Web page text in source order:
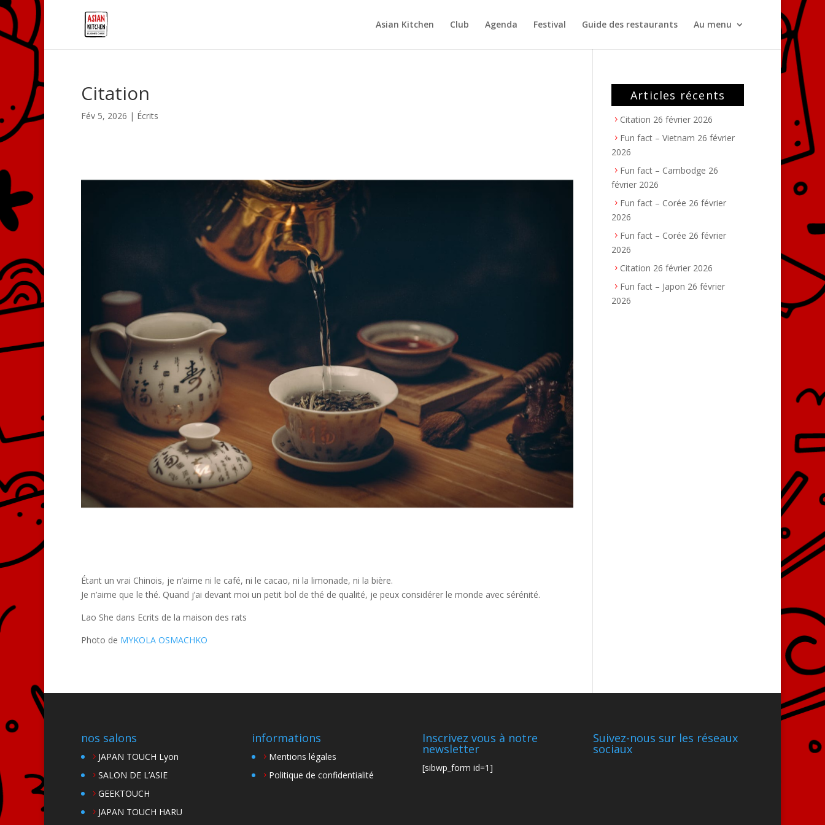
Asian Kitchen Club Agenda Festival Guide des restaurants Au menu
Citation
Fév 5, 2026 | Écrits
Étant un vrai Chinois, je n’aime ni le café, ni le cacao, ni la limonade, ni la bière.
Je n’aime que le thé. Quand j’ai devant moi un petit bol de thé de qualité, je peux considérer le monde avec sérénité.
Lao She dans Ecrits de la maison des rats
Photo de MYKOLA OSMACHKO
Articles récents
Citation 26 février 2026
Fun fact – Vietnam 26 février
2026
Fun fact – Cambodge 26
février 2026
Fun fact – Corée 26 février
2026
Fun fact – Corée 26 février
2026
Citation 26 février 2026
Fun fact – Japon 26 février
2026
nos salons
JAPAN TOUCH Lyon
SALON DE L’ASIE
GEEKTOUCH
JAPAN TOUCH HARU
informations
Mentions légales
Politique de confidentialité
Inscrivez vous à notre
newsletter
[sibwp_form id=1]
Suivez-nous sur les réseaux
sociaux